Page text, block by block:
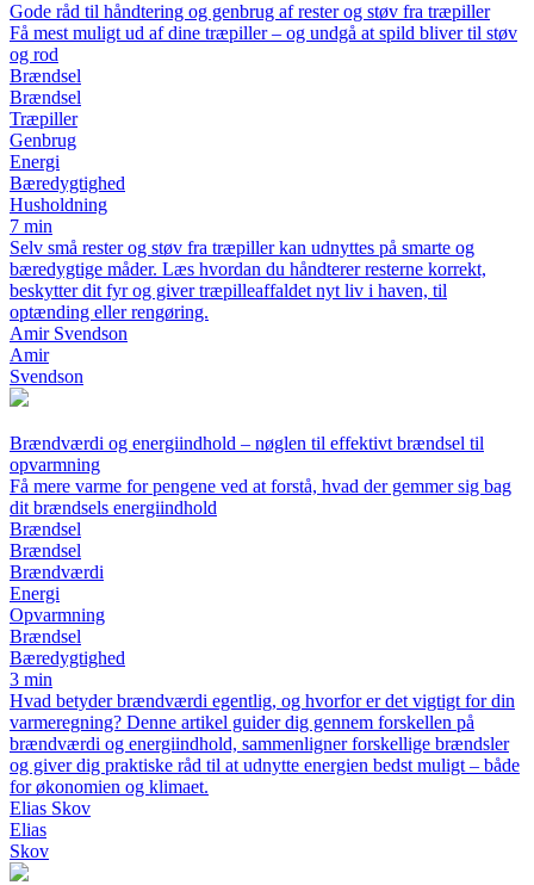
Gode råd til håndtering og genbrug af rester og støv fra træpiller
Få mest muligt ud af dine træpiller – og undgå at spild bliver til støv
og rod
Brændsel
Brændsel
Træpiller
Genbrug
Energi
Bæredygtighed
Husholdning
7 min
Selv små rester og støv fra træpiller kan udnyttes på smarte og
bæredygtige måder. Læs hvordan du håndterer resterne korrekt,
beskytter dit fyr og giver træpilleaffaldet nyt liv i haven, til
optænding eller rengøring.
Amir Svendson
Amir
Svendson
Brændværdi og energiindhold – nøglen til effektivt brændsel til
opvarmning
Få mere varme for pengene ved at forstå, hvad der gemmer sig bag
dit brændsels energiindhold
Brændsel
Brændsel
Brændværdi
Energi
Opvarmning
Brændsel
Bæredygtighed
3 min
Hvad betyder brændværdi egentlig, og hvorfor er det vigtigt for din
varmeregning? Denne artikel guider dig gennem forskellen på
brændværdi og energiindhold, sammenligner forskellige brændsler
og giver dig praktiske råd til at udnytte energien bedst muligt – både
for økonomien og klimaet.
Elias Skov
Elias
Skov